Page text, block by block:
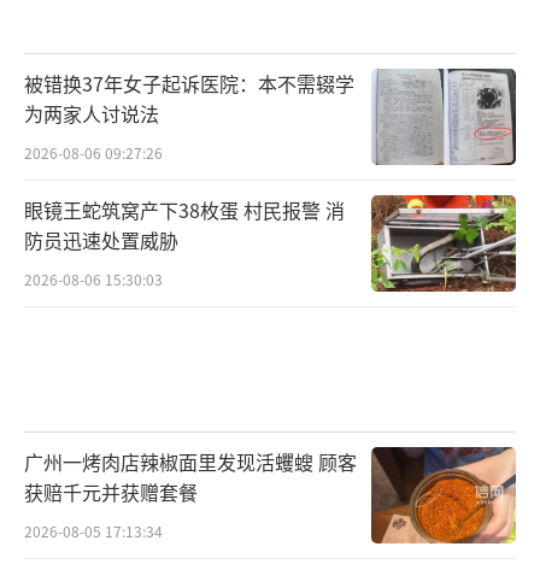
被错换37年女子起诉医院：本不需辍学
为两家人讨说法
2026-08-06 09:27:26
眼镜王蛇筑窝产下38枚蛋 村民报警 消
防员迅速处置威胁
2026-08-06 15:30:03
广州一烤肉店辣椒面里发现活蠼螋 顾客
获赔千元并获赠套餐
2026-08-05 17:13:34